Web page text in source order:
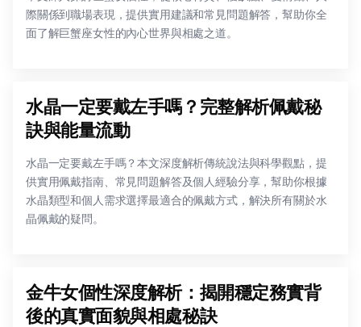
際關係到職場表現，提供實用建議和常見問題解答，幫助你全
面了解巨蟹座女性的內心世界與相處之道。
水晶一定要戴左手嗎？完整解析佩戴秘
訣與能量流動
水晶一定要戴左手嗎？本文深度解析傳統說法與科學觀點，提
供實用佩戴指南、常見問題解答及個人經驗分享，幫助你根據
水晶類型和個人需求選擇最適合的佩戴方式，解決所有關於水
晶佩戴的疑問。
金牛女個性深度解析：揭開穩定務實背
後的真實面貌與相處秘訣